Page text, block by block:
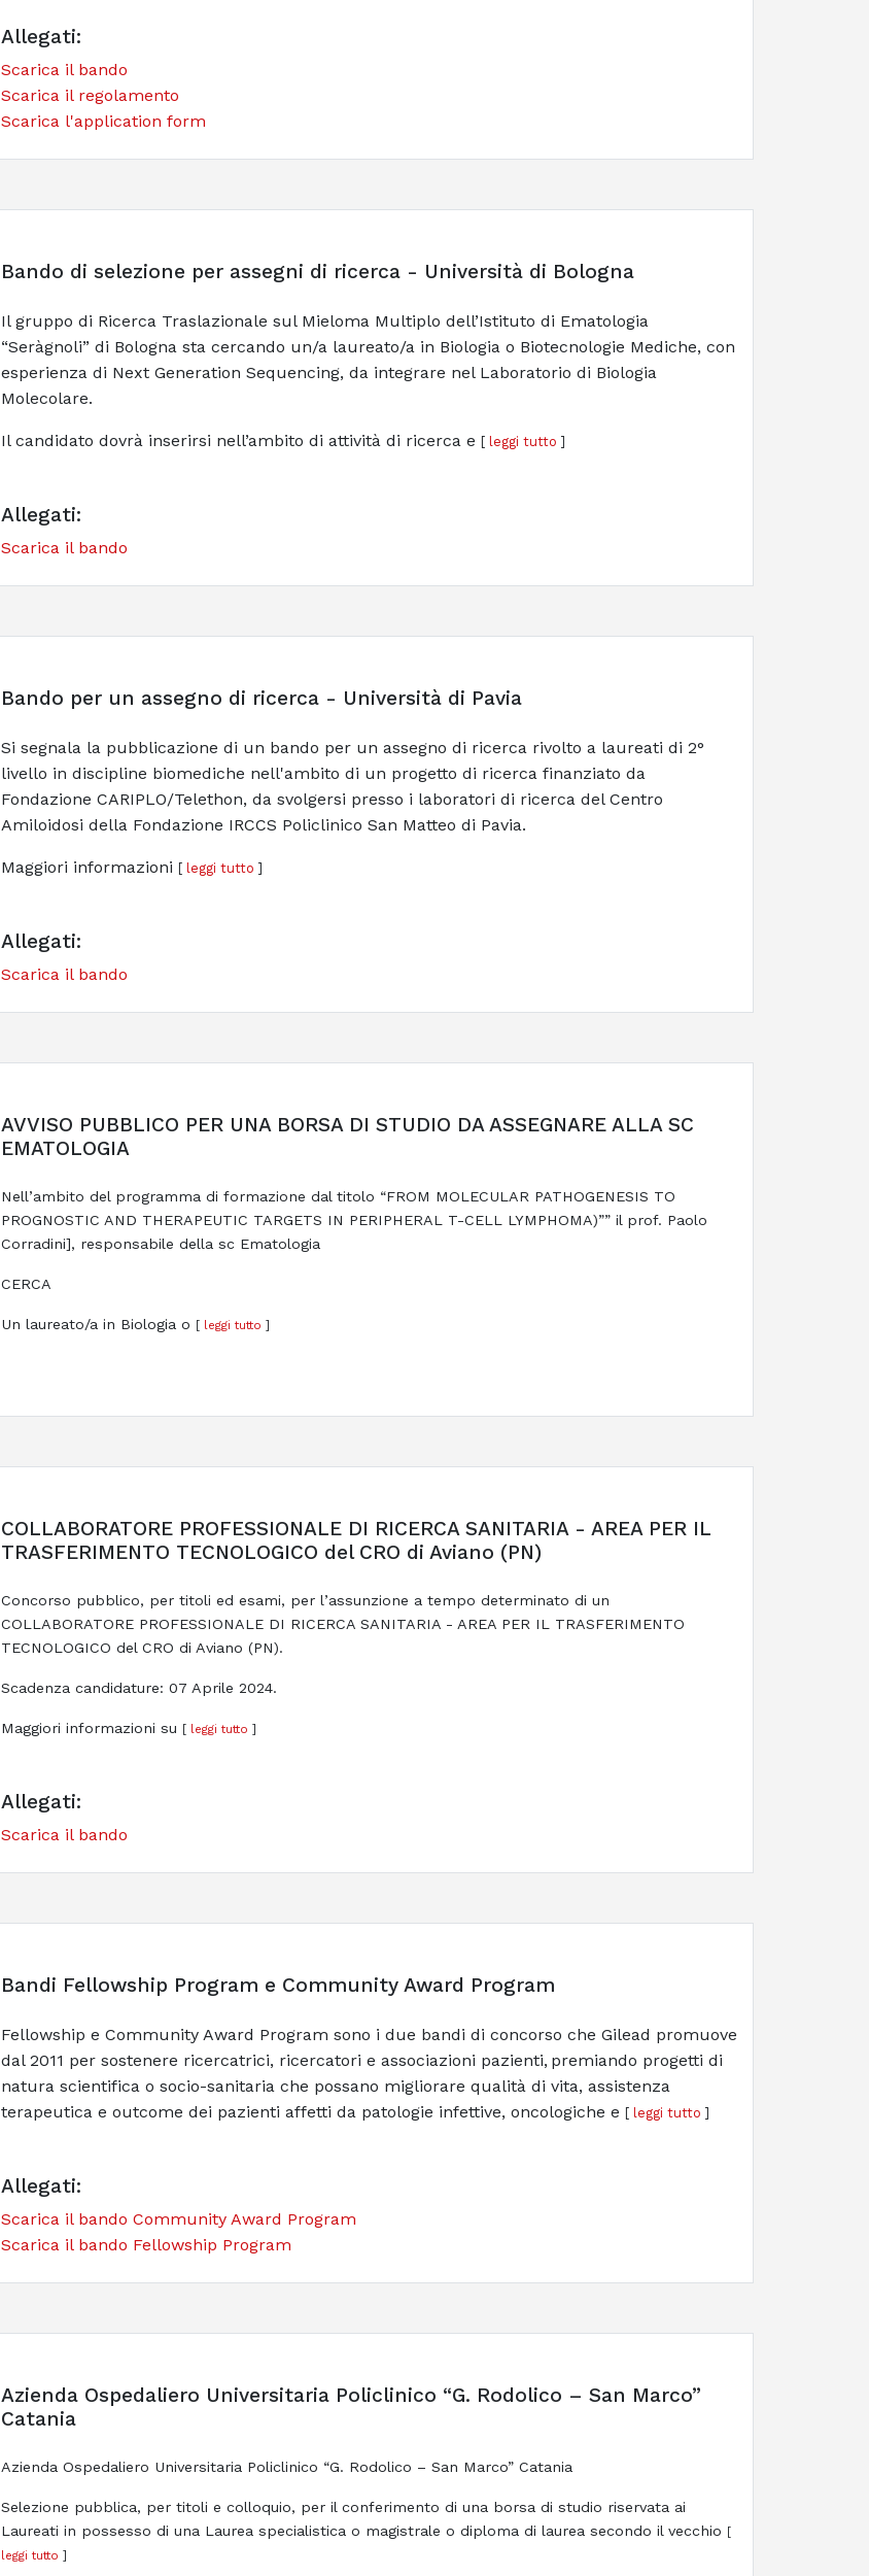
Allegati:
Scarica il bando
Scarica il regolamento
Scarica l'application form
Bando di selezione per assegni di ricerca - Università di Bologna
Il gruppo di Ricerca Traslazionale sul Mieloma Multiplo dell’Istituto di Ematologia
“Seràgnoli” di Bologna sta cercando un/a laureato/a in Biologia o Biotecnologie Mediche, con
esperienza di Next Generation Sequencing, da integrare nel Laboratorio di Biologia
Molecolare.
Il candidato dovrà inserirsi nell’ambito di attività di ricerca e [ leggi tutto ]
Allegati:
Scarica il bando
Bando per un assegno di ricerca - Università di Pavia
Si segnala la pubblicazione di un bando per un assegno di ricerca rivolto a laureati di 2°
livello in discipline biomediche nell'ambito di un progetto di ricerca finanziato da
Fondazione CARIPLO/Telethon, da svolgersi presso i laboratori di ricerca del Centro
Amiloidosi della Fondazione IRCCS Policlinico San Matteo di Pavia.
Maggiori informazioni [ leggi tutto ]
Allegati:
Scarica il bando
AVVISO PUBBLICO PER UNA BORSA DI STUDIO DA ASSEGNARE ALLA SC
EMATOLOGIA
Nell’ambito del programma di formazione dal titolo “FROM MOLECULAR PATHOGENESIS TO
PROGNOSTIC AND THERAPEUTIC TARGETS IN PERIPHERAL T-CELL LYMPHOMA)”” il prof. Paolo
Corradini], responsabile della sc Ematologia
CERCA
Un laureato/a in Biologia o [ leggi tutto ]
COLLABORATORE PROFESSIONALE DI RICERCA SANITARIA - AREA PER IL
TRASFERIMENTO TECNOLOGICO del CRO di Aviano (PN)
Concorso pubblico, per titoli ed esami, per l’assunzione a tempo determinato di un
COLLABORATORE PROFESSIONALE DI RICERCA SANITARIA - AREA PER IL TRASFERIMENTO
TECNOLOGICO del CRO di Aviano (PN).
Scadenza candidature: 07 Aprile 2024.
Maggiori informazioni su [ leggi tutto ]
Allegati:
Scarica il bando
Bandi Fellowship Program e Community Award Program
Fellowship e Community Award Program sono i due bandi di concorso che Gilead promuove
dal 2011 per sostenere ricercatrici, ricercatori e associazioni pazienti, premiando progetti di
natura scientifica o socio-sanitaria che possano migliorare qualità di vita, assistenza
terapeutica e outcome dei pazienti affetti da patologie infettive, oncologiche e [ leggi tutto ]
Allegati:
Scarica il bando Community Award Program
Scarica il bando Fellowship Program
Azienda Ospedaliero Universitaria Policlinico “G. Rodolico – San Marco”
Catania
Azienda Ospedaliero Universitaria Policlinico “G. Rodolico – San Marco” Catania
Selezione pubblica, per titoli e colloquio, per il conferimento di una borsa di studio riservata ai
Laureati in possesso di una Laurea specialistica o magistrale o diploma di laurea secondo il vecchio [
leggi tutto ]